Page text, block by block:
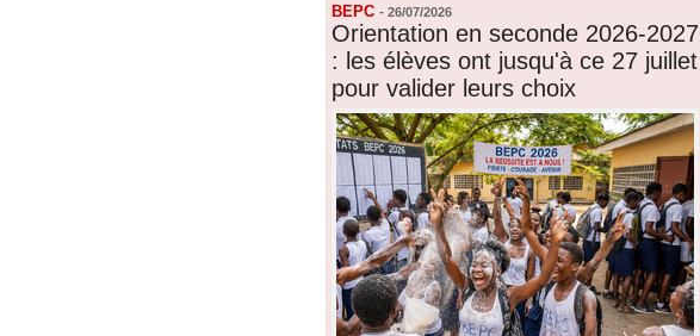
BEPC - 26/07/2026
Orientation en seconde 2026-2027
: les élèves ont jusqu'à ce 27 juillet
pour valider leurs choix